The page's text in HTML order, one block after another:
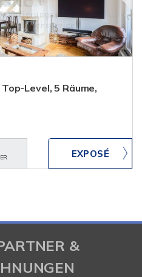
Level, 5 Räume,
&